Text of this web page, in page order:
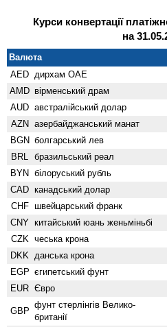
Курси конвертації
на
Валюта
AED дирхам ОАЕ
AMD вiрменський драм
AUD австралійський долар
AZN азербайджанський манат
BGN болгарський лев
BRL бразильський реал
BYN білоруський рубль
CAD канадський долар
CHF швейцарський франк
CNY китайський юань женьмiньбi
CZK чеська крона
DKK данська крона
EGP єгипетський фунт
EUR Євро
GBP
фунт стерлінгів Велико­
британії